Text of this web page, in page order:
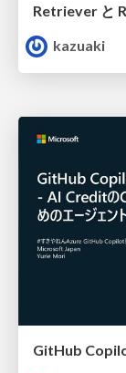
Retriever と
kazuaki